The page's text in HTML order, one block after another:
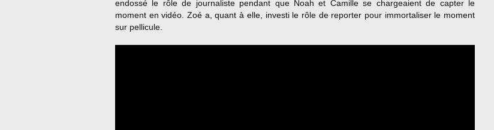
endossé le rôle de journaliste pendant que Noah et Camille se chargeaient de capter le
moment en vidéo. Zoé a, quant à elle, investi le rôle de reporter pour immortaliser le moment
sur pellicule.